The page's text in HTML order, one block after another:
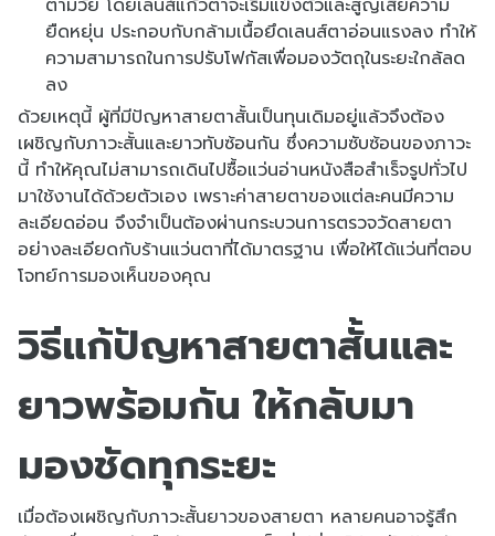
ยืดหยุ่น ประกอบกับกล้ามเนื้อยึดเลนส์ตาอ่อนแรงลง ทำให้
ความสามารถในการปรับโฟกัสเพื่อมองวัตถุในระยะใกล้ลด
ลง
ด้วยเหตุนี้ ผู้ที่มีปัญหาสายตาสั้นเป็นทุนเดิมอยู่แล้วจึงต้อง
เผชิญกับภาวะสั้นและยาวทับซ้อนกัน ซึ่งความซับซ้อนของภาวะ
นี้ ทำให้คุณไม่สามารถเดินไปซื้อแว่นอ่านหนังสือสำเร็จรูปทั่วไป
มาใช้งานได้ด้วยตัวเอง เพราะค่าสายตาของแต่ละคนมีความ
ละเอียดอ่อน จึงจำเป็นต้องผ่านกระบวนการตรวจวัดสายตา
อย่างละเอียดกับร้านแว่นตาที่ได้มาตรฐาน เพื่อให้ได้แว่นที่ตอบ
โจทย์การมองเห็นของคุณ
วิธีแก้ปัญหาสายตาสั้นและ
ยาวพร้อมกัน ให้กลับมา
มองชัดทุกระยะ
เมื่อต้องเผชิญกับภาวะสั้นยาวของสายตา หลายคนอาจรู้สึก